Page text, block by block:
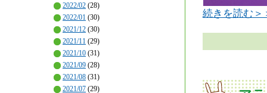
2022/02 (28)
2022/01 (30)
2021/12 (30)
2021/11 (29)
2021/10 (31)
2021/09 (28)
2021/08 (31)
2021/07 (29)
続きを読む＞